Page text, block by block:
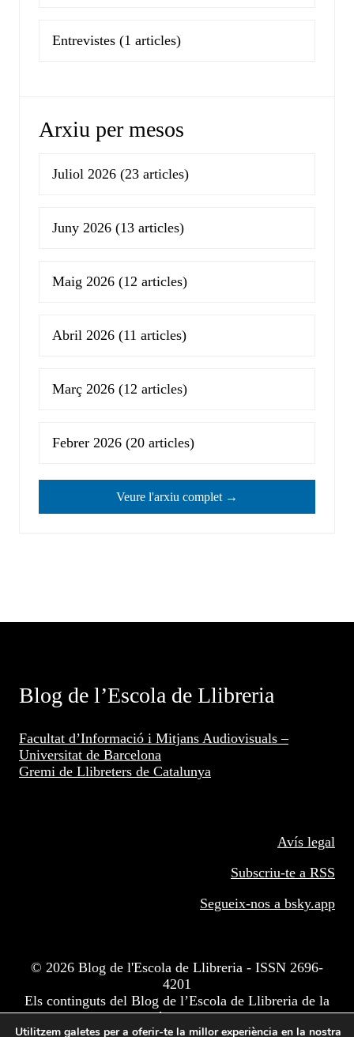
Entrevistes (1 articles)
Arxiu per mesos
Juliol 2026 (23 articles)
Juny 2026 (13 articles)
Maig 2026 (12 articles)
Abril 2026 (11 articles)
Març 2026 (12 articles)
Febrer 2026 (20 articles)
Veure l'arxiu complet →
Blog de l’Escola de Llibreria
Facultat d’Informació i Mitjans Audiovisuals –
Universitat de Barcelona
Gremi de Llibreters de Catalunya
Avís legal
Subscriu-te a RSS
Segueix-nos a bsky.app
© 2026 Blog de l'Escola de Llibreria - ISSN 2696-
4201
Els continguts del Blog de l’Escola de Llibreria de la
Facultat d'Informació i Mitjans Audiovisuals de
Utilitzem galetes per a oferir-te la millor experiència en la nostra